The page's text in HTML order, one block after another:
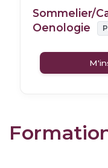
Sommelier/
Oenologie